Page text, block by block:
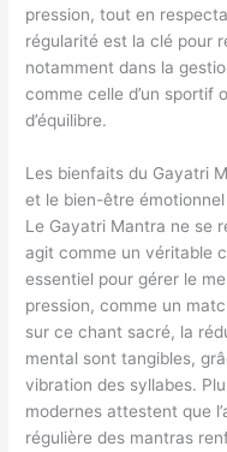
pression, tout en
régularité est la clé pour
notamment dans la
comme celle d’un sportif
d’équilibre.
Les bienfaits du Gayatri
et le bien-être émotionnel
Le Gayatri Mantra ne se
agit comme un véritable
essentiel pour gérer le
pression, comme un
sur ce chant sacré, la
mental sont tangibles,
vibration des syllabes.
modernes attestent que
régulière des mantras